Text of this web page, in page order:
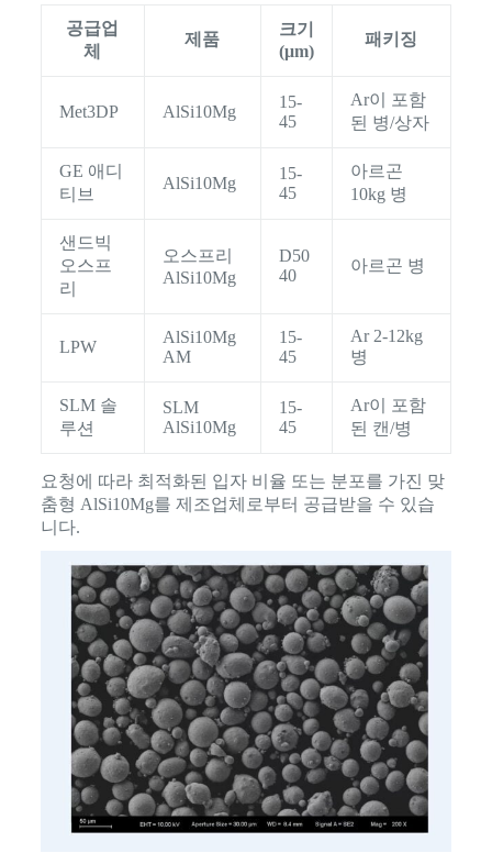
공급업
체
제품
크기
(μm)
패키징
Met3DP AlSi10Mg
15-
45
Ar이 포함
된 병/상자
GE 애디
티브
AlSi10Mg
15-
45
아르곤
10kg 병
샌드빅
오스프
리
오스프리
AlSi10Mg
D50
40
아르곤 병
LPW
AlSi10Mg
AM
15-
45
Ar 2-12kg
병
SLM 솔
루션
SLM
AlSi10Mg
15-
45
Ar이 포함
된 캔/병
요청에 따라 최적화된 입자 비율 또는 분포를 가진 맞
춤형 AlSi10Mg를 제조업체로부터 공급받을 수 있습
니다.